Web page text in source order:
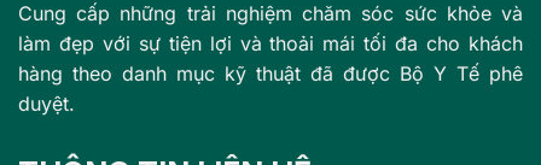
Cung cấp những trải nghiệm chăm sóc sức khỏe và
làm đẹp với sự tiện lợi và thoải mái tối đa cho khách
hàng theo danh mục kỹ thuật đã được Bộ Y Tế phê
duyệt.